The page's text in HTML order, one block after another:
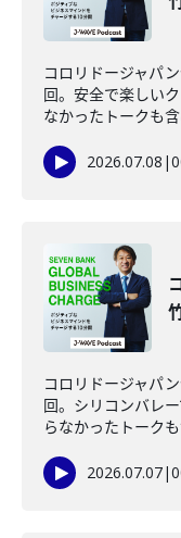
コロリドージャパ
回。安全で楽しい
なかったトークも
2026.07.08 |
コロリドージャパ
回。シリコンバレ
らなかったトーク
2026.07.07|